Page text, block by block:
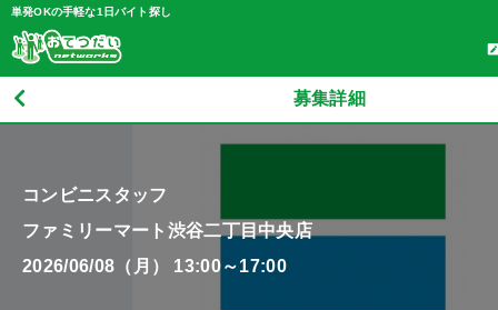
単発OKの手軽な1日バイト探し
募集詳細
コンビニスタッフ
ファミリーマート渋谷二丁目中央店
2026/06/08（月） 13:00～17:00